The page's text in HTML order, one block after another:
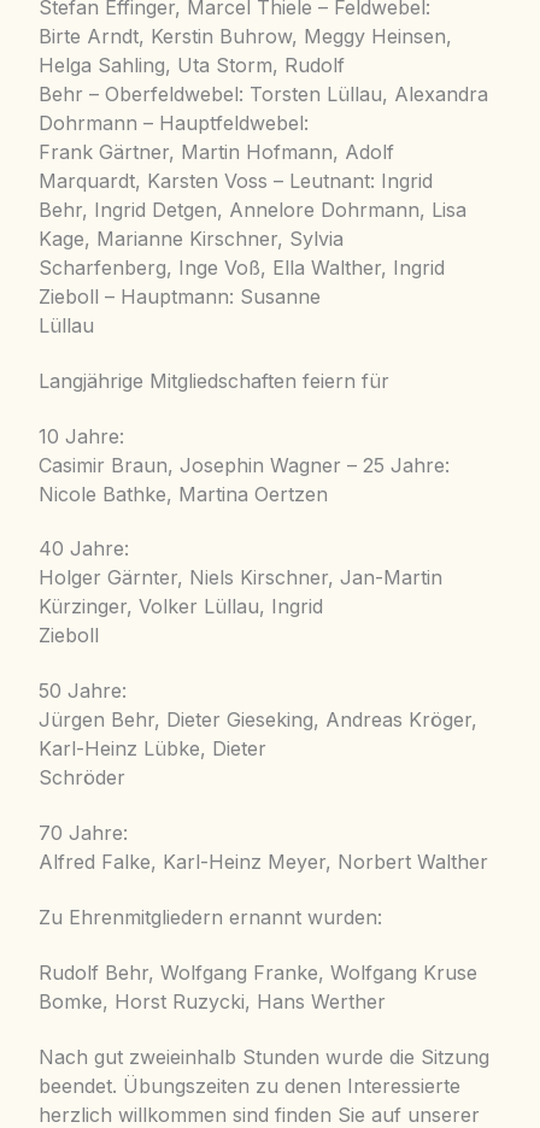
Stefan Effinger, Marcel Thiele – Feldwebel:
Birte Arndt, Kerstin Buhrow, Meggy Heinsen,
Helga Sahling, Uta Storm, Rudolf
Behr – Oberfeldwebel: Torsten Lüllau, Alexandra
Dohrmann – Hauptfeldwebel:
Frank Gärtner, Martin Hofmann, Adolf
Marquardt, Karsten Voss – Leutnant: Ingrid
Behr, Ingrid Detgen, Annelore Dohrmann, Lisa
Kage, Marianne Kirschner, Sylvia
Scharfenberg, Inge Voß, Ella Walther, Ingrid
Zieboll – Hauptmann: Susanne
Lüllau
Langjährige Mitgliedschaften feiern für
10 Jahre:
Casimir Braun, Josephin Wagner – 25 Jahre:
Nicole Bathke, Martina Oertzen
40 Jahre:
Holger Gärnter, Niels Kirschner, Jan-Martin
Kürzinger, Volker Lüllau, Ingrid
Zieboll
50 Jahre:
Jürgen Behr, Dieter Gieseking, Andreas Kröger,
Karl-Heinz Lübke, Dieter
Schröder
70 Jahre:
Alfred Falke, Karl-Heinz Meyer, Norbert Walther
Zu Ehrenmitgliedern ernannt wurden:
Rudolf Behr, Wolfgang Franke, Wolfgang Kruse
Bomke, Horst Ruzycki, Hans Werther
Nach gut zweieinhalb Stunden wurde die Sitzung
beendet. Übungszeiten zu denen Interessierte
herzlich willkommen sind finden Sie auf unserer